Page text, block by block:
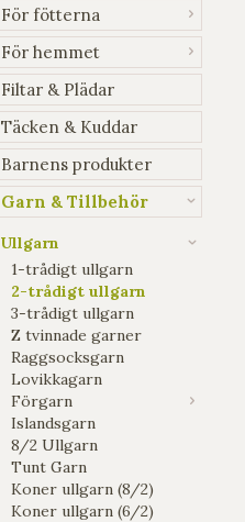
För fötterna
För hemmet
Filtar & Plädar
Täcken & Kuddar
Barnens produkter
Garn & Tillbehör
Ullgarn
1-trådigt ullgarn
2-trådigt ullgarn
3-trådigt ullgarn
Z tvinnade garner
Raggsocksgarn
Lovikkagarn
Förgarn
Islandsgarn
8/2 Ullgarn
Tunt Garn
Koner ullgarn (8/2)
Koner ullgarn (6/2)